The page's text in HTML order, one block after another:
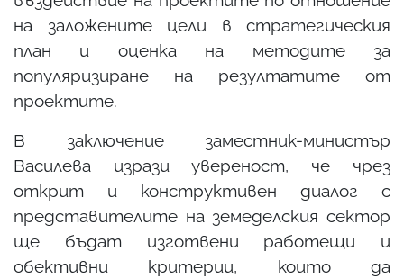
на заложените цели в стратегическия
план и оценка на методите за
популяризиране на резултатите от
проектите.
В заключение заместник-министър
Василева изрази увереност, че чрез
открит и конструктивен диалог с
представителите на земеделския сектор
ще бъдат изготвени работещи и
обективни критерии, които да